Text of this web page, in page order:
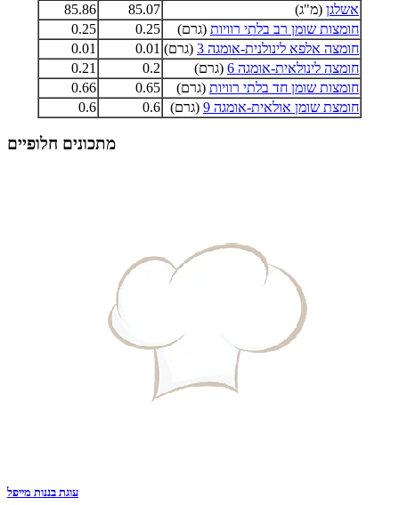
אשלגן (מ"ג) 85.07
85.86
חומצות שומן רב בלתי רוויות (גרם) 0.25
0.25
חומצה אלפא לינולנית-אומגה 3
(גרם) 0.01
0.01
חומצה לינולאית-אומגה 6
(גרם) 0.2
0.21
חומצות שומן חד בלתי רוויות (גרם) 0.65
0.66
חומצת שומן אולאית-אומגה 9
(גרם) 0.6
0.6
מתכונים חלופיים
עוגת בננות מייפל